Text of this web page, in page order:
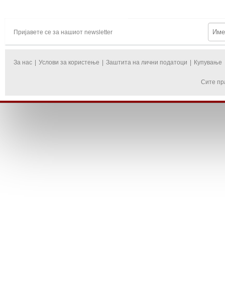
Пријавете се за нашиот newsletter
За нас Услови за користење Заштита на лични податоци Купување
Сите